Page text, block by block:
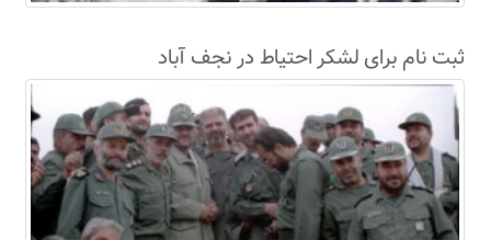
ثبت نام برای لشکر احتیاط در نجف آباد